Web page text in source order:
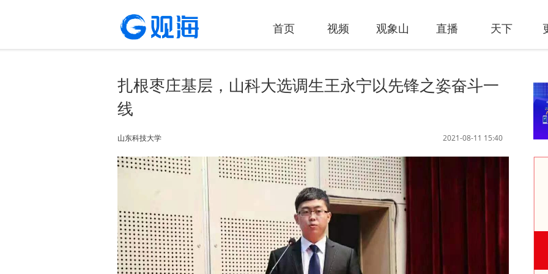
首页 视频 观象山 直播 天下
扎根枣庄基层，山科大选调生王永宁以先锋之姿奋斗一
线
2021-08-11 15:40
山东科技大学